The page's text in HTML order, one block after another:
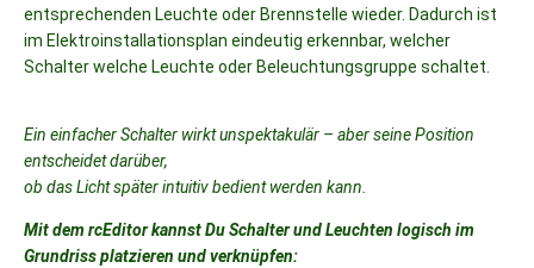
entsprechenden Leuchte oder Brennstelle wieder. Dadurch ist
im Elektroinstallationsplan eindeutig erkennbar, welcher
Schalter welche Leuchte oder Beleuchtungsgruppe schaltet.
Ein einfacher Schalter wirkt unspektakulär – aber seine Position
entscheidet darüber,
ob das Licht später intuitiv bedient werden kann.
Mit dem rcEditor kannst Du Schalter und Leuchten logisch im
Grundriss platzieren und verknüpfen: